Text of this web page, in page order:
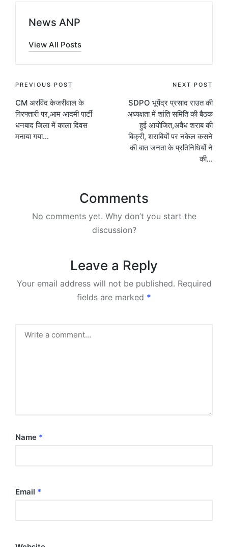
News ANP
View All Posts
Post
navigation
PREVIOUS POST
CM अरविंद केजरीवाल के
गिरफ्तारी पर,आम आदमी पार्टी
धनबाद जिला में काला दिवस
मनाया गया…
NEXT POST
SDPO भूपेंद्र प्रसाद राउत की
अध्यक्षता में शांति समिति की बैठक
हुई आयोजित,अवैध शराब की
बिक्री, शराबियों पर नकेल कसने
की बात जनता के प्रतिनिधियों ने
की…
Comments
No comments yet. Why don’t you start the
discussion?
Leave a Reply
Your email address will not be published. Required
fields are marked *
Name *
Email *